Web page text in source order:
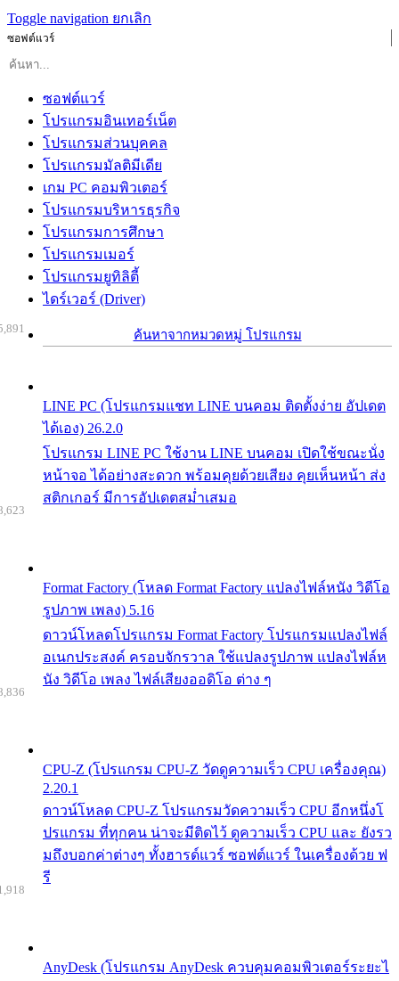
Toggle navigation ยกเลิก
ซอฟต์แวร์
ซอฟต์แวร์
โปรแกรมอินเทอร์เน็ต
โปรแกรมส่วนบุคคล
โปรแกรมมัลติมีเดีย
เกม PC คอมพิวเตอร์
โปรแกรมบริหารธุรกิจ
โปรแกรมการศึกษา
โปรแกรมเมอร์
โปรแกรมยูทิลิตี้
ไดร์เวอร์ (Driver)
ค้นหาจากหมวดหมู่ โปรแกรม
LINE PC (โปรแกรมแชท LINE บนคอม ติดตั้งง่าย อัปเดต
ได้เอง) 26.2.0
โปรแกรม LINE PC ใช้งาน LINE บนคอม เปิดใช้ขณะนั่ง
หน้าจอ ได้อย่างสะดวก พร้อมคุยด้วยเสียง คุยเห็นหน้า ส่ง
สติกเกอร์ มีการอัปเดตสม่ำเสมอ
Format Factory (โหลด Format Factory แปลงไฟล์หนัง วิดีโอ
รูปภาพ เพลง) 5.16
ดาวน์โหลดโปรแกรม Format Factory โปรแกรมแปลงไฟล์
อเนกประสงค์ ครอบจักรวาล ใช้แปลงรูปภาพ แปลงไฟล์ห
นัง วิดีโอ เพลง ไฟล์เสียงออดิโอ ต่าง ๆ
CPU-Z (โปรแกรม CPU-Z วัดดูความเร็ว CPU เครื่องคุณ)
2.20.1
ดาวน์โหลด CPU-Z โปรแกรมวัดความเร็ว CPU อีกหนึ่งโ
ปรแกรม ที่ทุกคน น่าจะมีติดไว้ ดูความเร็ว CPU และ ยังรว
มถึงบอกค่าต่างๆ ทั้งฮารด์แวร์ ซอฟต์แวร์ ในเครื่องด้วย ฟ
รี
AnyDesk (โปรแกรม AnyDesk ควบคุมคอมพิวเตอร์ระยะไ